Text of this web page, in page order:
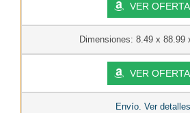
VER OFERTA
Dimensiones: 8.49 x 88.99
VER OFERTA
Envío. Ver detalles